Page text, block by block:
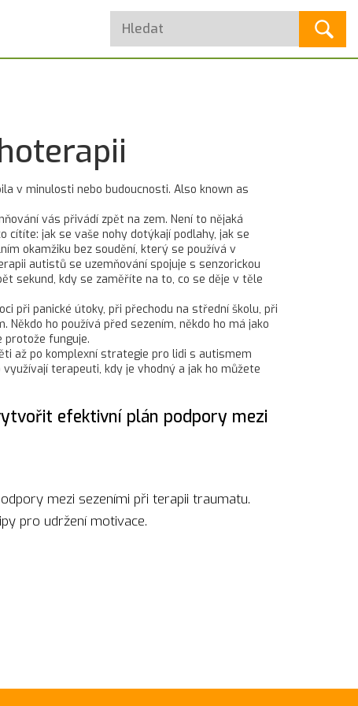
v minulosti nebo budoucnosti. Also known as
vás přivádí zpět na zem. Není to nějaká
jak se vaše nohy dotýkají podlahy, jak se
okamžiku bez soudění, který se používá v
autistů se uzemňování spojuje s senzorickou
sekund, kdy se zaměříte na to, co se děje v těle
při panické útoky, při přechodu na střední školu, při
ho používá před sezením, někdo ho má jako
protože funguje.
až po komplexní strategie pro lidi s autismem
terapeuti, kdy je vhodný a jak ho můžete
efektivní plán podpory mezi
mezi sezeními při terapii traumatu.
pro udržení motivace.